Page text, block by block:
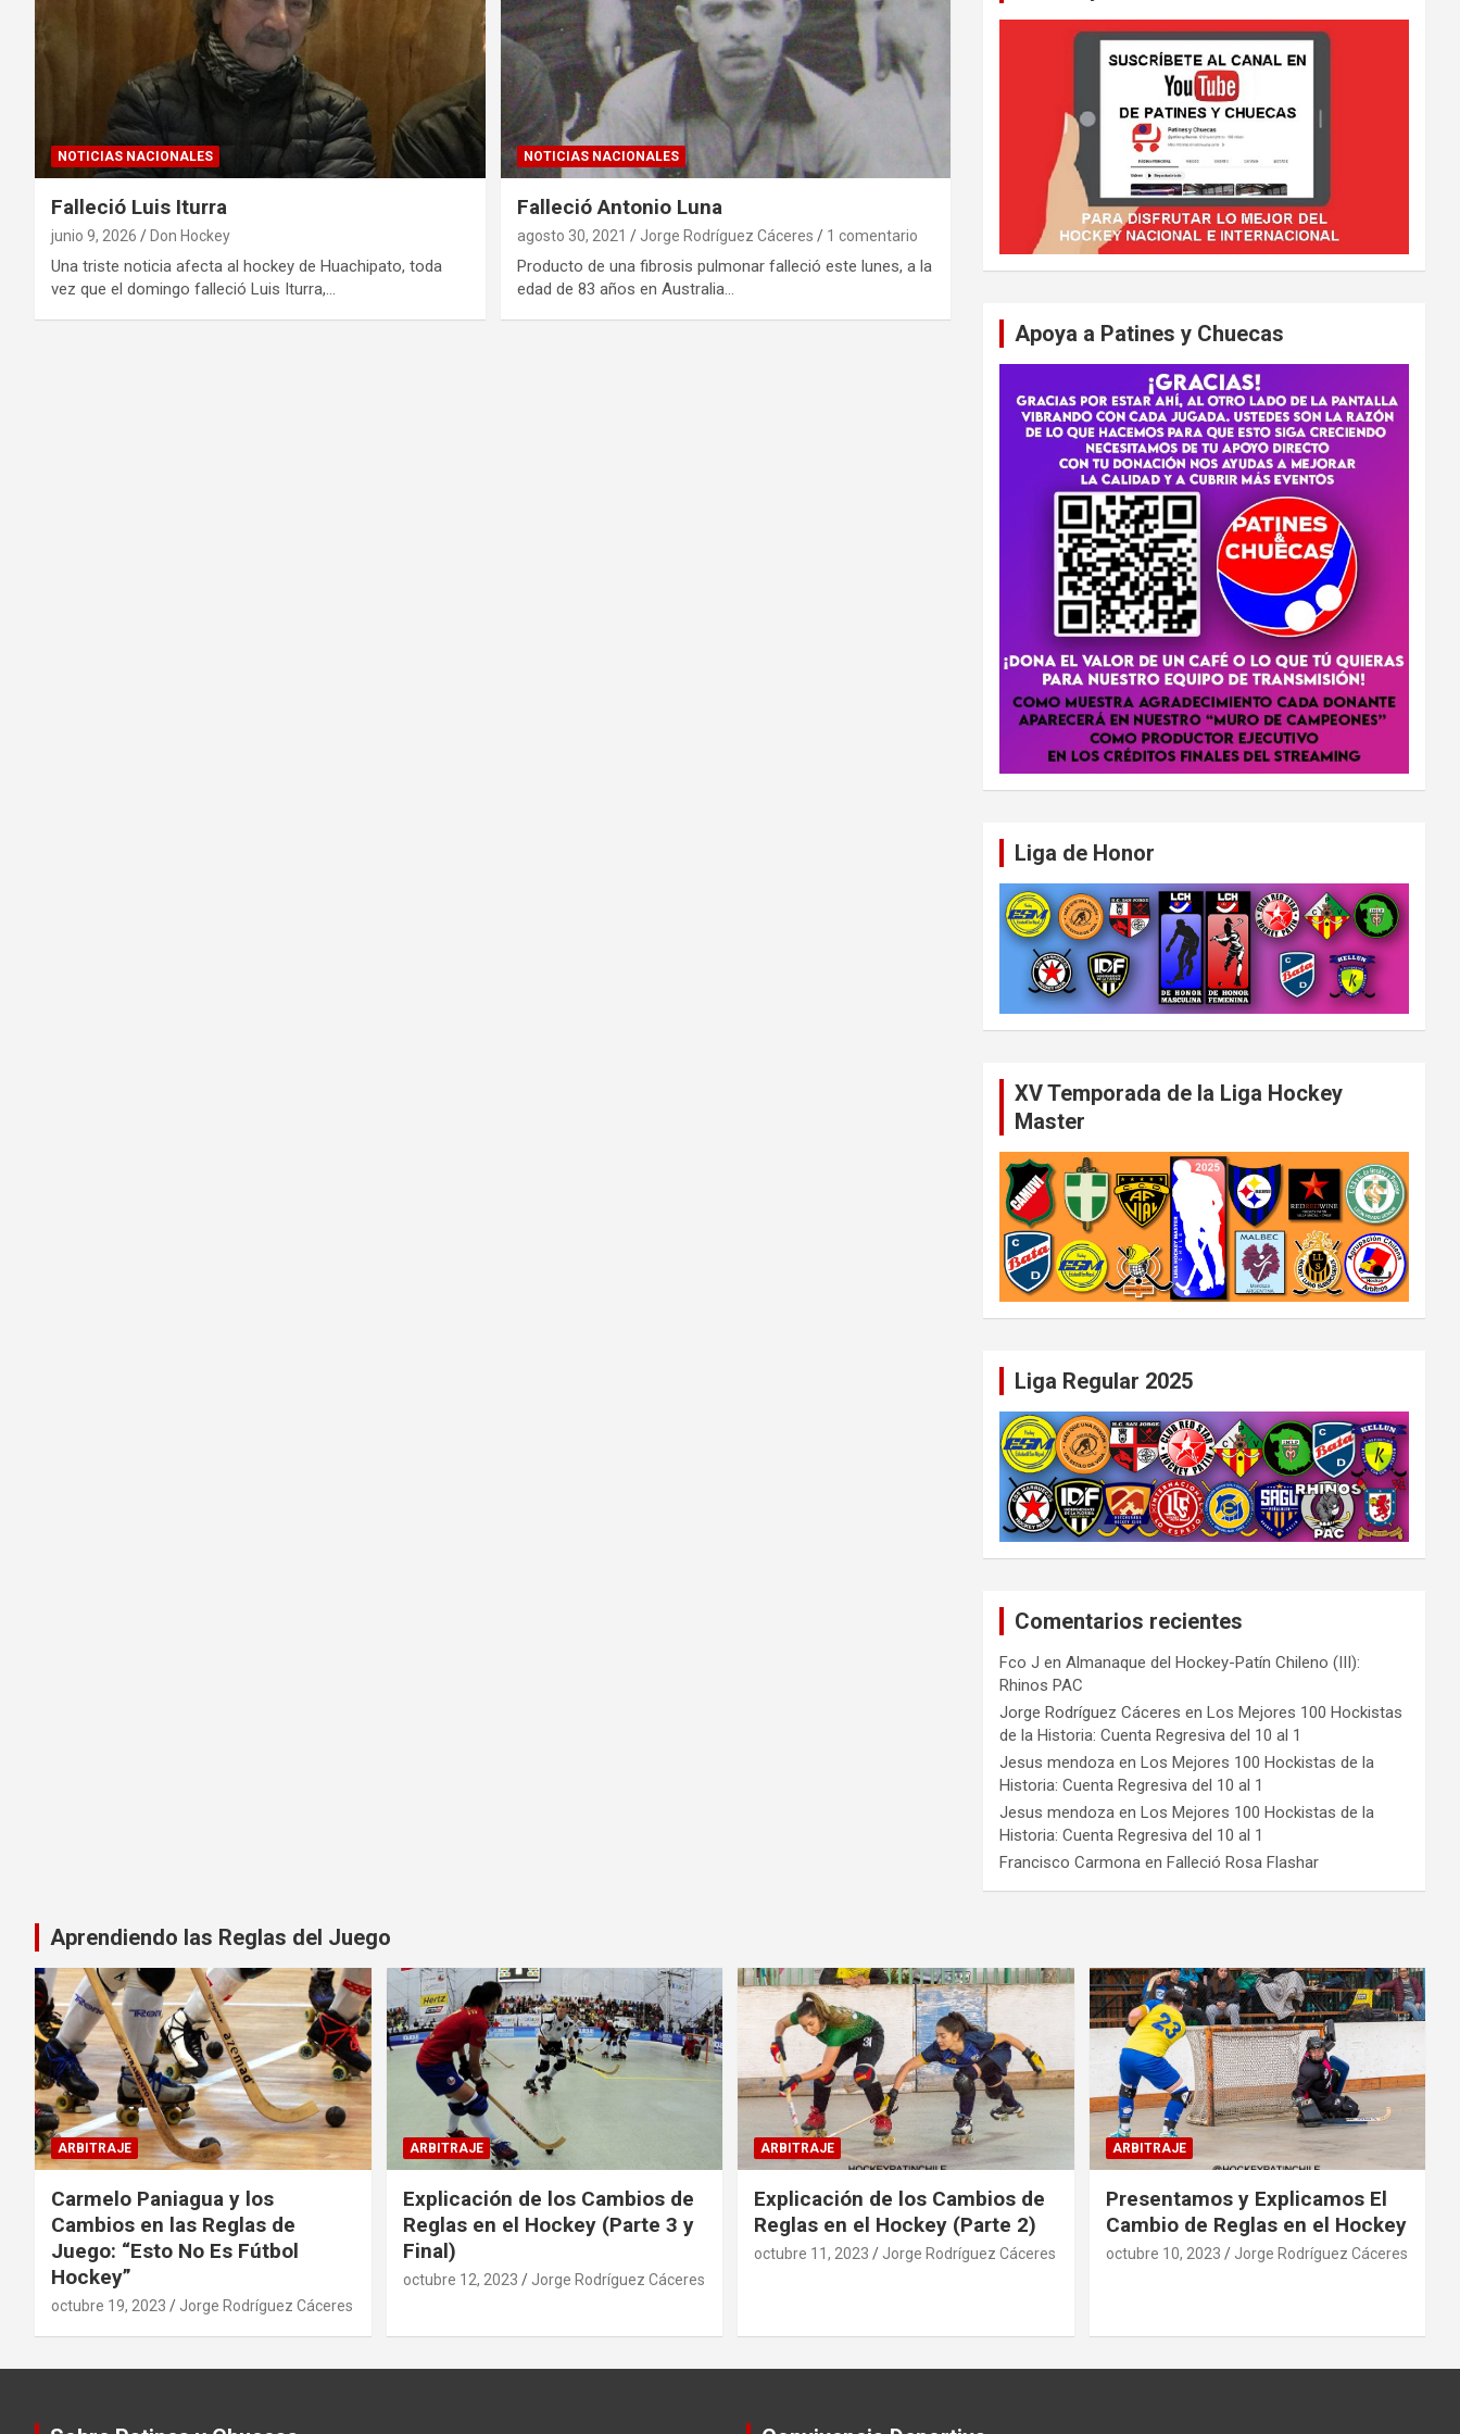
NOTICIAS NACIONALES
Falleció Luis Iturra
junio 9, 2026 Don Hockey
Una triste noticia afecta al hockey de Huachipato, toda
vez que el domingo falleció Luis Iturra,…
NOTICIAS NACIONALES
Falleció Antonio Luna
agosto 30, 2021 Jorge Rodríguez Cáceres 1 comentario
Producto de una fibrosis pulmonar falleció este lunes, a la
edad de 83 años en Australia…
Apoya a Patines y Chuecas
Liga de Honor
XV Temporada de la Liga Hockey
Master
Liga Regular 2025
Comentarios recientes
Fco J enAlmanaque del Hockey-Patín Chileno (III):
Rhinos PAC
Jorge Rodríguez Cáceres enLos Mejores 100 Hockistas
de la Historia: Cuenta Regresiva del 10 al 1
Jesus mendoza enLos Mejores 100 Hockistas de la
Historia: Cuenta Regresiva del 10 al 1
Jesus mendoza enLos Mejores 100 Hockistas de la
Historia: Cuenta Regresiva del 10 al 1
Francisco Carmona enFalleció Rosa Flashar
Aprendiendo las Reglas del Juego
ARBITRAJE
Carmelo Paniagua y los
Cambios en las Reglas de
Juego: “Esto No Es Fútbol
Hockey”
octubre 19, 2023 Jorge Rodríguez Cáceres
ARBITRAJE
Explicación de los Cambios de
Reglas en el Hockey (Parte 3 y
Final)
octubre 12, 2023 Jorge Rodríguez Cáceres
ARBITRAJE
Explicación de los Cambios de
Reglas en el Hockey (Parte 2)
octubre 11, 2023 Jorge Rodríguez Cáceres
ARBITRAJE
Presentamos y Explicamos El
Cambio de Reglas en el Hockey
octubre 10, 2023 Jorge Rodríguez Cáceres